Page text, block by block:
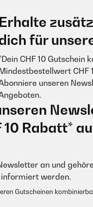
Erhalte
für
CHF 10
CHF
unseren
10 Rabatt*
an und
werden.
Gutscheinen